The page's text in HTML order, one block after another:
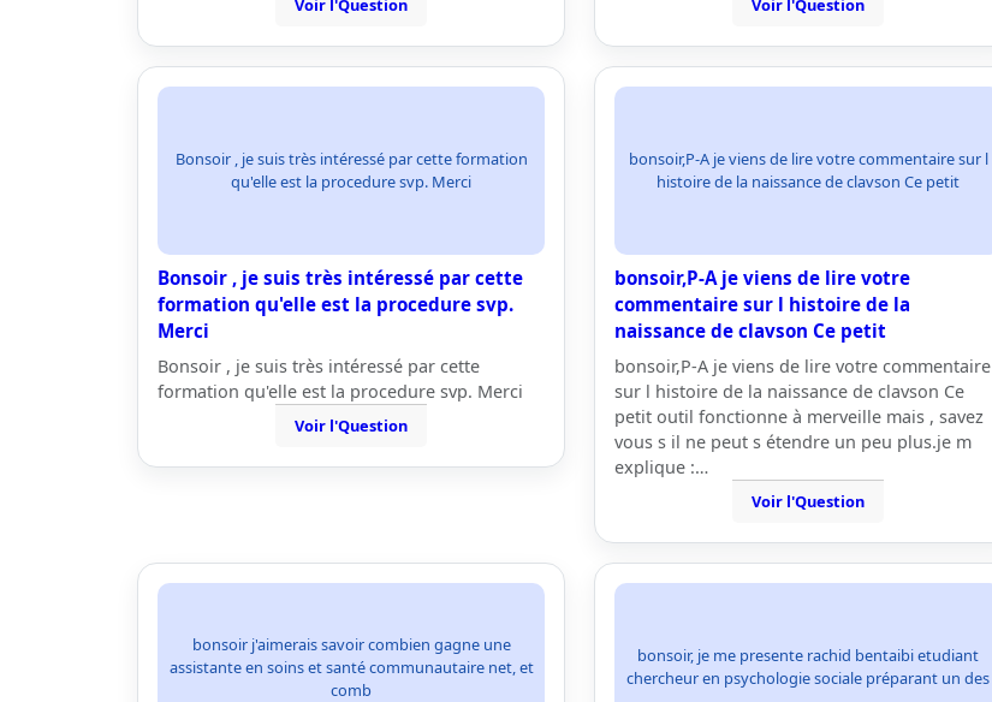
Voir l'Question Voir l'Question
Bonsoir , je suis très intéressé par cette formation
qu'elle est la procedure svp. Merci
Bonsoir , je suis très intéressé par cette
formation qu'elle est la procedure svp.
Merci
Bonsoir , je suis très intéressé par cette
formation qu'elle est la procedure svp. Merci
Voir l'Question
bonsoir,P-A je viens de lire votre commentaire sur l
histoire de la naissance de clavson Ce petit
bonsoir,P-A je viens de lire votre
commentaire sur l histoire de la
naissance de clavson Ce petit
bonsoir,P-A je viens de lire votre commentaire
sur l histoire de la naissance de clavson Ce
petit outil fonctionne à merveille mais , savez
vous s il ne peut s étendre un peu plus.je m
explique :…
Voir l'Question
bonsoir j'aimerais savoir combien gagne une
assistante en soins et santé communautaire net, et
comb
bonsoir, je me presente rachid bentaibi etudiant
chercheur en psychologie sociale préparant un des